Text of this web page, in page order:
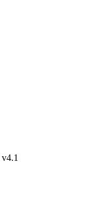
v4.1